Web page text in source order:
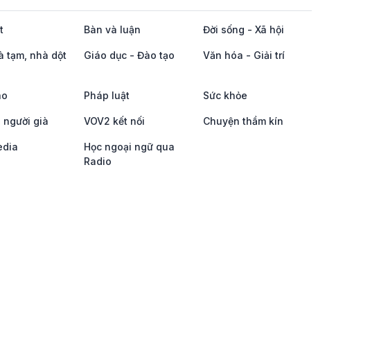
Bàn và luận Đời sống - Xã hội
tạm, nhà dột
Giáo dục - Đào tạo Văn hóa - Giải trí
Pháp luật Sức khỏe
người già VOV2 kết nối Chuyện thầm kín
Học ngoại ngữ qua
Radio